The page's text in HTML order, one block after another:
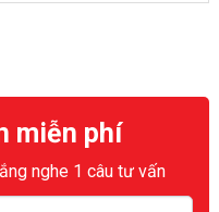
miễn phí
nghe 1 câu tư vấn